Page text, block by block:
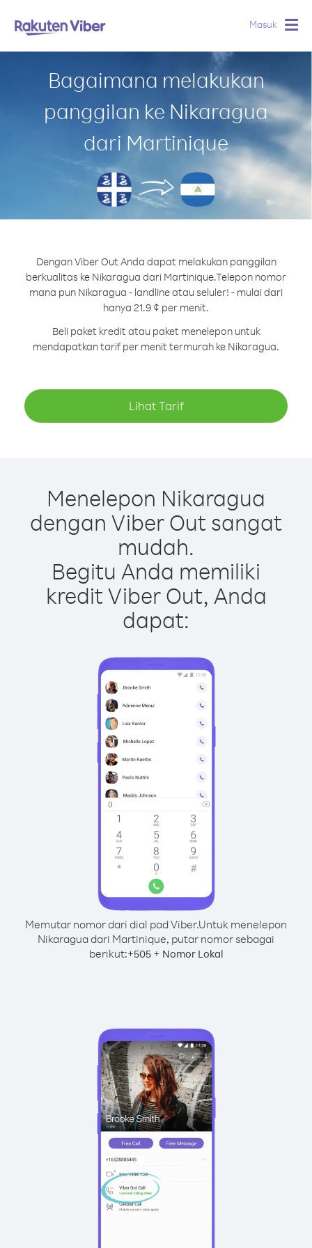
Masuk
Bagaimana melakukan
panggilan ke Nikaragua
dari Martinique
Dengan Viber Out Anda dapat melakukan panggilan
berkualitas ke Nikaragua dari Martinique.Telepon nomor
mana pun Nikaragua - landline atau seluler! - mulai dari
hanya 21.9 ¢ per menit.
Beli paket kredit atau paket menelepon untuk
mendapatkan tarif per menit termurah ke Nikaragua.
Lihat Tarif
Menelepon Nikaragua
dengan Viber Out sangat
mudah.
Begitu Anda memiliki
kredit Viber Out, Anda
dapat:
Memutar nomor dari dial pad Viber.Untuk menelepon
Nikaragua dari Martinique, putar nomor sebagai
berikut:+505+ Nomor Lokal